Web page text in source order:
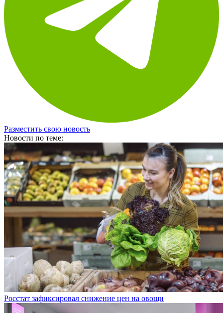
Новости по теме:
Росстат зафиксировал снижение цен на овощи